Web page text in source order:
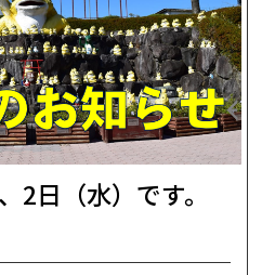
2日（水）です。